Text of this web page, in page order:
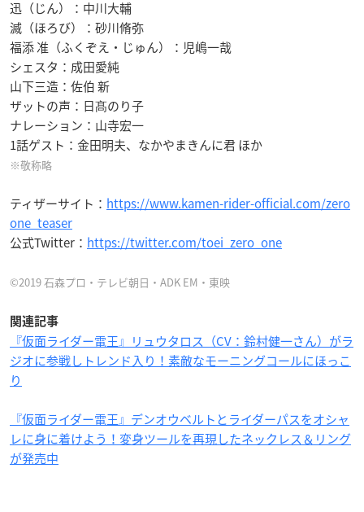
迅（じん）：中川大輔
滅（ほろび）：砂川脩弥
福添 准（ふくぞえ・じゅん）：児嶋一哉
シェスタ：成田愛純
山下三造：佐伯 新
ザットの声：日髙のり子
ナレーション：山寺宏一
1話ゲスト：金田明夫、なかやまきんに君 ほか
※敬称略
ティザーサイト： https://www.kamen-rider-official.com/zero
one_teaser
公式Twitter： https://twitter.com/toei_zero_one
©2019 石森プロ・テレビ朝日・ADK EM・東映
関連記事
『仮面ライダー電王』リュウタロス（CV：鈴村健一さん）がラ
ジオに参戦しトレンド入り！素敵なモーニングコールにほっこ
り
『仮面ライダー電王』デンオウベルトとライダーパスをオシャ
レに身に着けよう！変身ツールを再現したネックレス＆リング
が発売中